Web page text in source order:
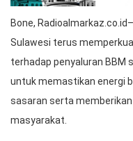
Bone,
Sulawesi terus
terhadap penyaluran BBM
untuk memastikan energi
sasaran serta
masyarakat.